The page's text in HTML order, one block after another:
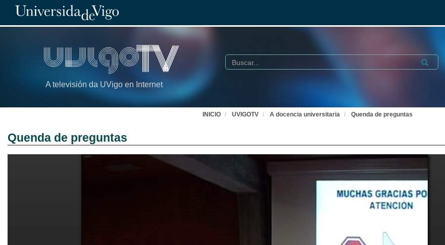
A televisión da UVigo en Internet
Buscar Submit
INICIO UVIGOTV A docencia universitaria Quenda de preguntas
Quenda de preguntas